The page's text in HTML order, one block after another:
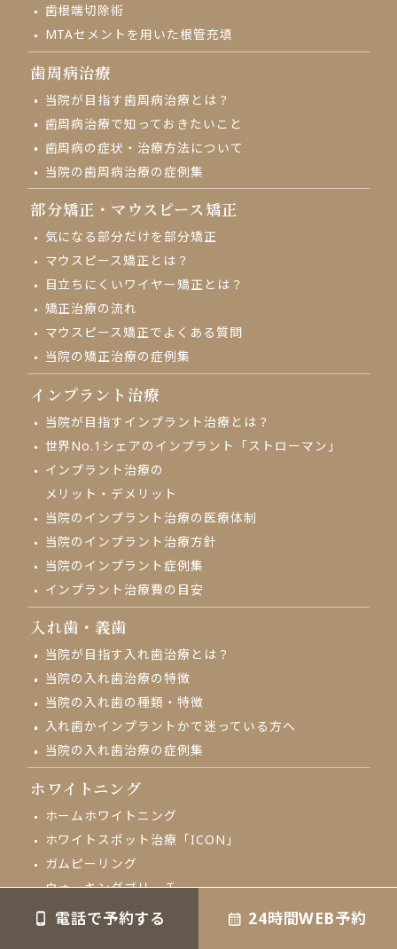
電話で予約する 24時間WEB予約
歯根端切除術
MTAセメントを用いた根管充填
歯周病治療
当院が目指す歯周病治療とは？
歯周病治療で知っておきたいこと
歯周病の症状・治療方法について
当院の歯周病治療の症例集
部分矯正・ マウスピース矯正
気になる部分だけを部分矯正
マウスピース矯正とは？
目立ちにくいワイヤー矯正とは？
矯正治療の流れ
マウスピース矯正でよくある質問
当院の矯正治療の症例集
インプラント治療
当院が目指すインプラント治療とは？
世界No.1シェアの インプラント「ストローマン」
インプラント治療の
メリット・デメリット
当院のインプラント治療の 医療体制
当院のインプラント治療方針
当院のインプラント症例集
インプラント治療費の目安
入れ歯・義歯
当院が目指す入れ歯治療とは？
当院の入れ歯治療の特徴
当院の入れ歯の種類・特徴
入れ歯かインプラントかで迷っている方へ
当院の入れ歯治療の症例集
ホワイトニング
ホームホワイトニング
ホワイトスポット治療「ICON」
ガムピーリング
ウォーキングブリーチ
審美歯科治療